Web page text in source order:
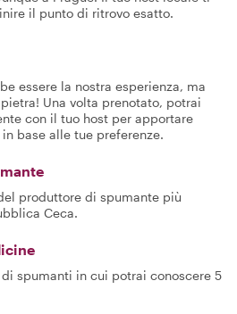
il punto di ritrovo esatto.
essere la nostra esperienza, ma
Una volta prenotato, potrai
con il tuo host per apportare
base alle tue preferenze.
produttore di spumante più
Ceca.
spumanti in cui potrai conoscere 5